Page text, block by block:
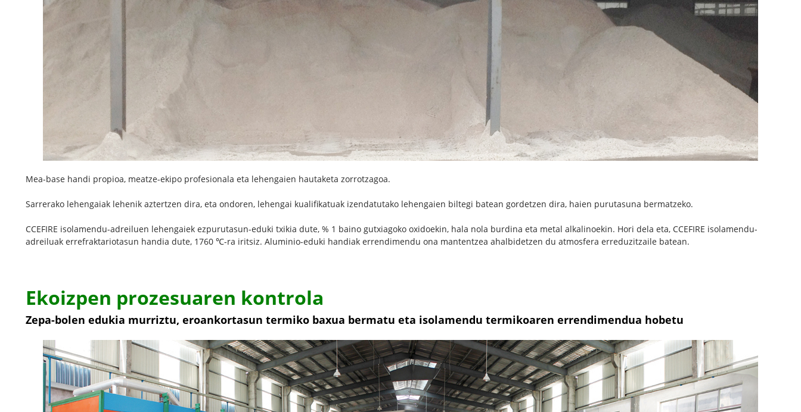
Mea-base handi propioa, meatze-ekipo profesionala eta lehengaien hautaketa zorrotzagoa.
Sarrerako lehengaiak lehenik aztertzen dira, eta ondoren, lehengai kualifikatuak izendatutako lehengaien biltegi batean gordetzen dira, haien purutasuna bermatzeko.
CCEFIRE isolamendu-adreiluen lehengaiek ezpurutasun-eduki txikia dute, % 1 baino gutxiagoko oxidoekin, hala nola burdina eta metal alkalinoekin. Hori dela eta, CCEFIRE isolamendu-
adreiluak errefraktariotasun handia dute, 1760 ℃-ra iritsiz. Aluminio-eduki handiak errendimendu ona mantentzea ahalbidetzen du atmosfera erreduzitzaile batean.
Ekoizpen prozesuaren kontrola
Zepa-bolen edukia murriztu, eroankortasun termiko baxua bermatu eta isolamendu termikoaren errendimendua hobetu